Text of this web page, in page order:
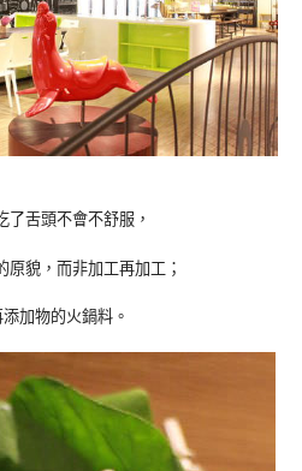
了舌頭不會不舒服，
原貌，而非加工再加工；
加物的火鍋料。